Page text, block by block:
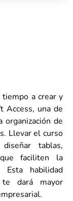
a crear y
Access, una de
organización de
Llevar el curso
tablas,
faciliten la
Esta habilidad
dará mayor